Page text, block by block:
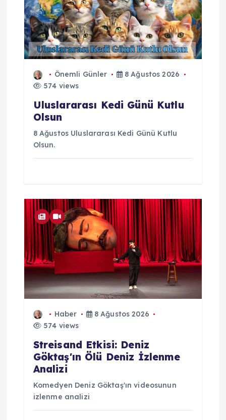
Önemli Günler
8 Ağustos 2026
574 views
Uluslararası Kedi Günü Kutlu
Olsun
8 Ağustos Uluslararası Kedi Günü Kutlu
Olsun.
Haber
8 Ağustos 2026
574 views
Streisand Etkisi: Deniz
Göktaş'ın Ölü Deniz İzlenme
Analizi
Komedyen Deniz Göktaş'ın videosunun
izlenme analizi